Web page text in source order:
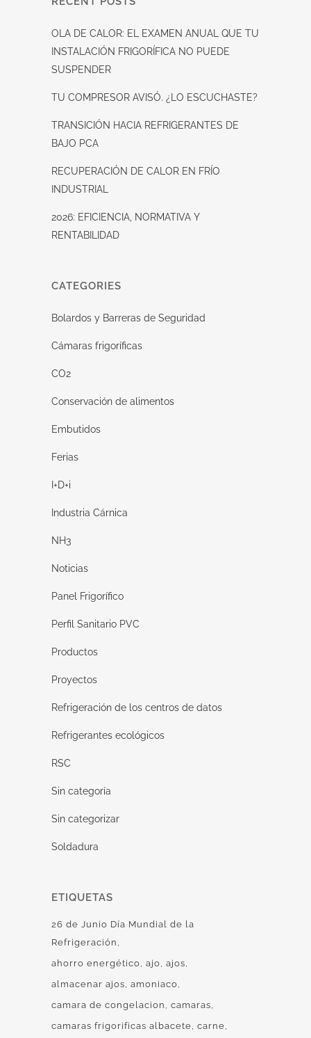
OLA DE CALOR: EL EXAMEN ANUAL QUE TU
INSTALACIÓN FRIGORÍFICA NO PUEDE
SUSPENDER
TU COMPRESOR AVISÓ. ¿LO ESCUCHASTE?
TRANSICIÓN HACIA REFRIGERANTES DE
BAJO PCA
RECUPERACIÓN DE CALOR EN FRÍO
INDUSTRIAL
2026: EFICIENCIA, NORMATIVA Y
RENTABILIDAD
CATEGORIES
Bolardos y Barreras de Seguridad
Cámaras frigoríficas
CO2
Conservación de alimentos
Embutidos
Ferias
I+D+i
Industria Cárnica
NH3
Noticias
Panel Frigorífico
Perfil Sanitario PVC
Productos
Proyectos
Refrigeración de los centros de datos
Refrigerantes ecológicos
RSC
Sin categoría
Sin categorizar
Soldadura
ETIQUETAS
26 de Junio Día Mundial de la
Refrigeración
ahorro energético ajo ajos
almacenar ajos amoniaco
camara de congelacion
camaras
camaras frigorificas albacete carne